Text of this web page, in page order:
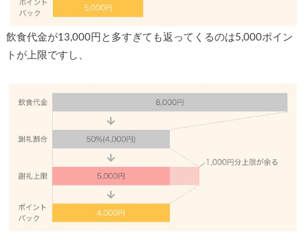
飲食代金が13,000円と多すぎても返ってくるのは5,000ポイン
トが上限ですし、